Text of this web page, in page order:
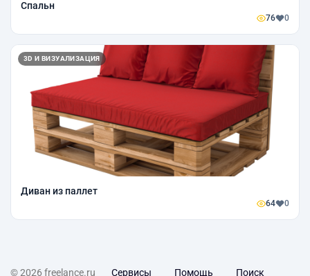
Спальн
76 0
3D И ВИЗУАЛИЗАЦИЯ
Диван из паллет
64 0
© 2026 freelance.ru Сервисы Помощь Поиск